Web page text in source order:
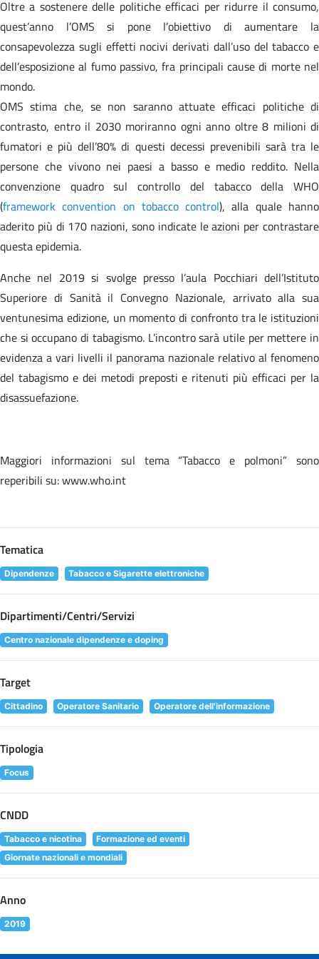
Oltre a sostenere delle politiche efficaci per ridurre il consumo,
quest’anno l’OMS si pone l’obiettivo di aumentare la
consapevolezza sugli effetti nocivi derivati dall’uso del tabacco e
dell’esposizione al fumo passivo, fra principali cause di morte nel
mondo.
OMS stima che, se non saranno attuate efficaci politiche di
contrasto, entro il 2030 moriranno ogni anno oltre 8 milioni di
fumatori e più dell’80% di questi decessi prevenibili sarà tra le
persone che vivono nei paesi a basso e medio reddito. Nella
convenzione quadro sul controllo del tabacco della WHO
(framework convention on tobacco control), alla quale hanno
aderito più di 170 nazioni, sono indicate le azioni per contrastare
questa epidemia.
Anche nel 2019 si svolge presso l’aula Pocchiari dell’Istituto
Superiore di Sanità il Convegno Nazionale, arrivato alla sua
ventunesima edizione, un momento di confronto tra le istituzioni
che si occupano di tabagismo. L’incontro sarà utile per mettere in
evidenza a vari livelli il panorama nazionale relativo al fenomeno
del tabagismo e dei metodi preposti e ritenuti più efficaci per la
disassuefazione.
Maggiori informazioni sul tema “Tabacco e polmoni” sono
reperibili su: www.who.int
Tematica
Dipendenze Tabacco e Sigarette elettroniche
Dipartimenti/Centri/Servizi
Centro nazionale dipendenze e doping
Target
Cittadino Operatore Sanitario Operatore dell'informazione
Tipologia
Focus
CNDD
Tabacco e nicotina
Formazione ed eventi
Giornate nazionali e mondiali
Anno
2019